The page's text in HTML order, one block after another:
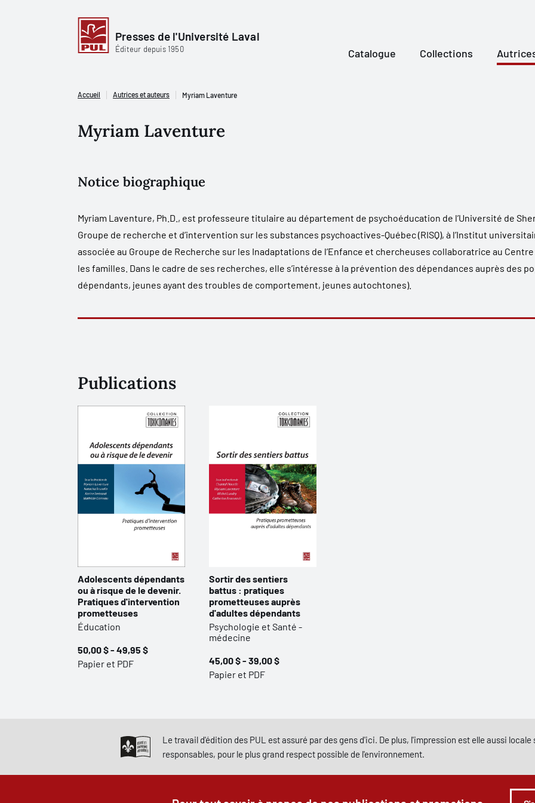
Presses de l'Université Laval
Éditeur depuis 1950 Catalogue Collections
Accueil Autrices et auteurs Myriam Laventure
Myriam Laventure
Notice biographique
Myriam Laventure, Ph.D., est professeure titulaire au département de psychoéducation de l’Université de
Groupe de recherche et d’intervention sur les substances psychoactives-Québec (RISQ), à l’Institut
associée au Groupe de Recherche sur les Inadaptations de l’Enfance et chercheuses collaboratrice au
les familles. Dans le cadre de ses recherches, elle s’intéresse à la prévention des dépendances auprès des
dépendants, jeunes ayant des troubles de comportement, jeunes autochtones).
Publications
Adolescents dépendants
ou à risque de le devenir.
Pratiques d'intervention
prometteuses
Éducation
50,00 $ - 49,95 $
Papier et PDF
Sortir des sentiers
battus : pratiques
prometteuses auprès
d'adultes dépendants
Psychologie et Santé -
médecine
45,00 $ - 39,00 $
Papier et PDF
Le travail d'édition des PUL est assuré par des gens d'ici. De plus, l'impression est elle aussi
responsables, pour le plus grand respect possible de l'environnement.